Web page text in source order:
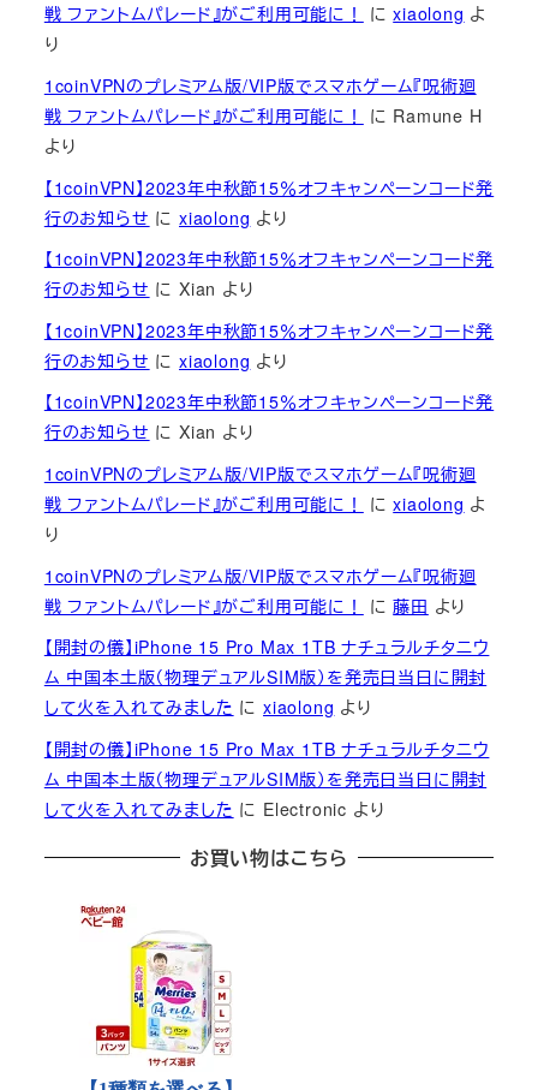
戦 ファントムパレード』がご利用可能に！
にxiaolong よ
り
1coinVPNのプレミアム版/VIP版でスマホゲーム『呪術廻
戦 ファントムパレード』がご利用可能に！
に Ramune H
より
【1coinVPN】2023年中秋節15％オフキャンペーンコード発
行のお知らせ にxiaolong より
【1coinVPN】2023年中秋節15％オフキャンペーンコード発
行のお知らせ にXian より
【1coinVPN】2023年中秋節15％オフキャンペーンコード発
行のお知らせ にxiaolong より
【1coinVPN】2023年中秋節15％オフキャンペーンコード発
行のお知らせ にXian より
1coinVPNのプレミアム版/VIP版でスマホゲーム『呪術廻
戦 ファントムパレード』がご利用可能に！
にxiaolong よ
り
1coinVPNのプレミアム版/VIP版でスマホゲーム『呪術廻
戦 ファントムパレード』がご利用可能に！
に藤田 より
【開封の儀】iPhone 15 Pro Max 1TB ナチュラルチタニウ
ム 中国本土版（物理デュアルSIM版）を発売日当日に開封
して火を入れてみました にxiaolong より
【開封の儀】iPhone 15 Pro Max 1TB ナチュラルチタニウ
ム 中国本土版（物理デュアルSIM版）を発売日当日に開封
して火を入れてみました に Electronic より
お買い物はこちら